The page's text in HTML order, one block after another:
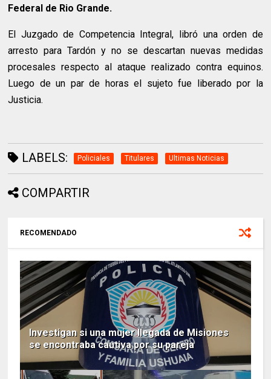
Federal de Rio Grande.
El Juzgado de Competencia Integral, libró una orden de
arresto para Tardón y no se descartan nuevas medidas
procesales respecto al ataque realizado contra equinos.
Luego de un par de horas el sujeto fue liberado por la
Justicia.
LABELS: Policiales Titulares Ultimas Noticias
COMPARTIR
RECOMENDADO
Investigan si una mujer llegada de Misiones
se encontraba cautiva por su pareja